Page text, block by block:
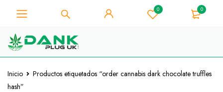
0 0
Inicio
Productos etiquetados “order cannabis dark chocolate truffles
hash”
Para los amantes de la hierba -
Obtenga un descuento
compra - Código de cupón
"WELCOME10"